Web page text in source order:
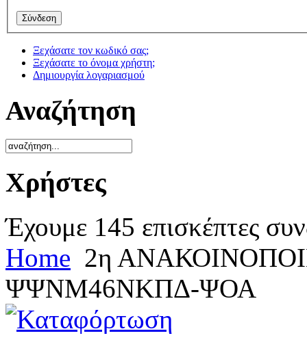
Ξεχάσατε τον κωδικό σας;
Ξεχάσατε το όνομα χρήστη;
Δημιουργία λογαριασμού
Αναζήτηση
Χρήστες
Έχουμε 145 επισκέπτες
Home 2η
ΨΨΝΜ46ΝΚΠΔ-ΨΟΑ